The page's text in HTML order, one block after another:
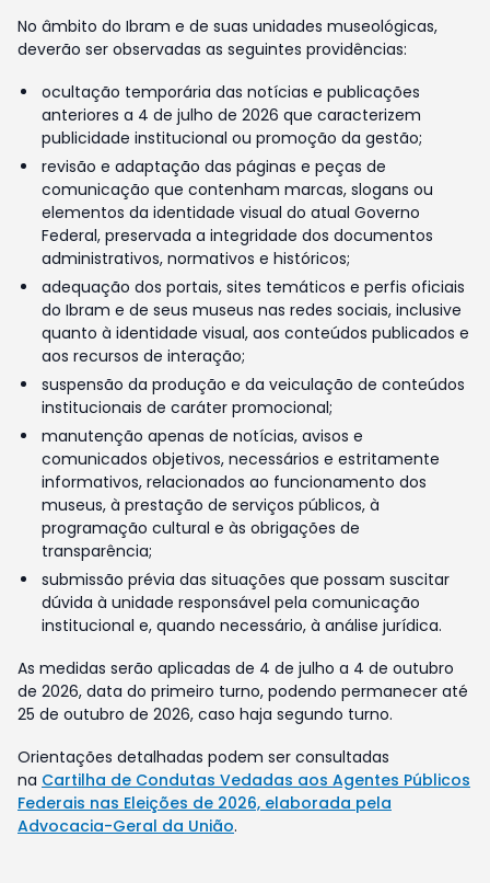
No âmbito do Ibram e de suas unidades museológicas,
deverão ser observadas as seguintes providências:
ocultação temporária das notícias e publicações
anteriores a 4 de julho de 2026 que caracterizem
publicidade institucional ou promoção da gestão;
revisão e adaptação das páginas e peças de
comunicação que contenham marcas, slogans ou
elementos da identidade visual do atual Governo
Federal, preservada a integridade dos documentos
administrativos, normativos e históricos;
adequação dos portais, sites temáticos e perfis oficiais
do Ibram e de seus museus nas redes sociais, inclusive
quanto à identidade visual, aos conteúdos publicados e
aos recursos de interação;
suspensão da produção e da veiculação de conteúdos
institucionais de caráter promocional;
manutenção apenas de notícias, avisos e
comunicados objetivos, necessários e estritamente
informativos, relacionados ao funcionamento dos
museus, à prestação de serviços públicos, à
programação cultural e às obrigações de
transparência;
submissão prévia das situações que possam suscitar
dúvida à unidade responsável pela comunicação
institucional e, quando necessário, à análise jurídica.
As medidas serão aplicadas de 4 de julho a 4 de outubro
de 2026, data do primeiro turno, podendo permanecer até
25 de outubro de 2026, caso haja segundo turno.
Orientações detalhadas podem ser consultadas
na Cartilha de Condutas Vedadas aos Agentes Públicos
Federais nas Eleições de 2026, elaborada pela
Advocacia-Geral da União.